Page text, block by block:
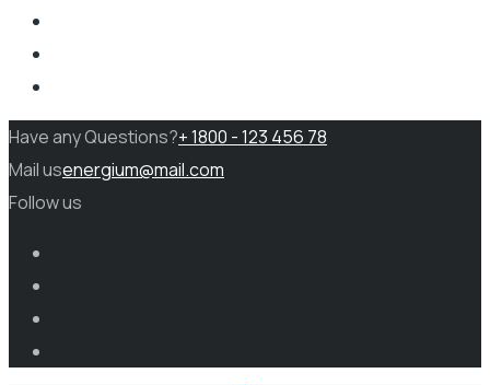
Have any Questions?+ 1800 - 123 456 78
Mail usenergium@mail.com
Follow us